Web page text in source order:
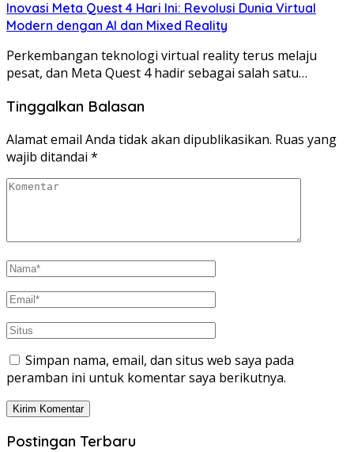
Inovasi Meta Quest 4 Hari Ini: Revolusi Dunia Virtual
Modern dengan AI dan Mixed Reality
Perkembangan teknologi virtual reality terus melaju
pesat, dan Meta Quest 4 hadir sebagai salah satu…
Tinggalkan Balasan
Alamat email Anda tidak akan dipublikasikan. Ruas yang
wajib ditandai *
Simpan nama, email, dan situs web saya pada
peramban ini untuk komentar saya berikutnya.
Postingan Terbaru